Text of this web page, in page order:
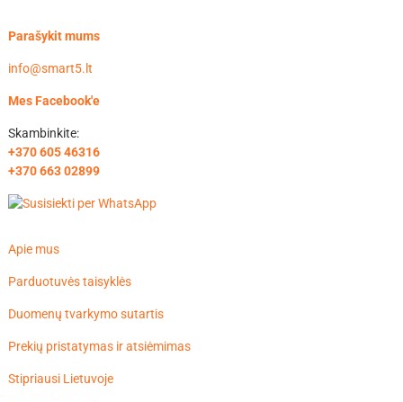
Parašykit mums
info@smart5.lt
Mes Facebook'e
Skambinkite:
+370 605 46316
+370 663 02899
Apie mus
Parduotuvės taisyklės
Duomenų tvarkymo sutartis
Prekių pristatymas ir atsiėmimas
Stipriausi Lietuvoje